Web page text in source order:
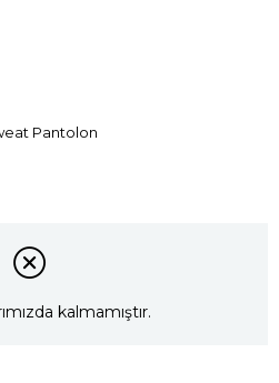
Pantolon
kalmamıştır.